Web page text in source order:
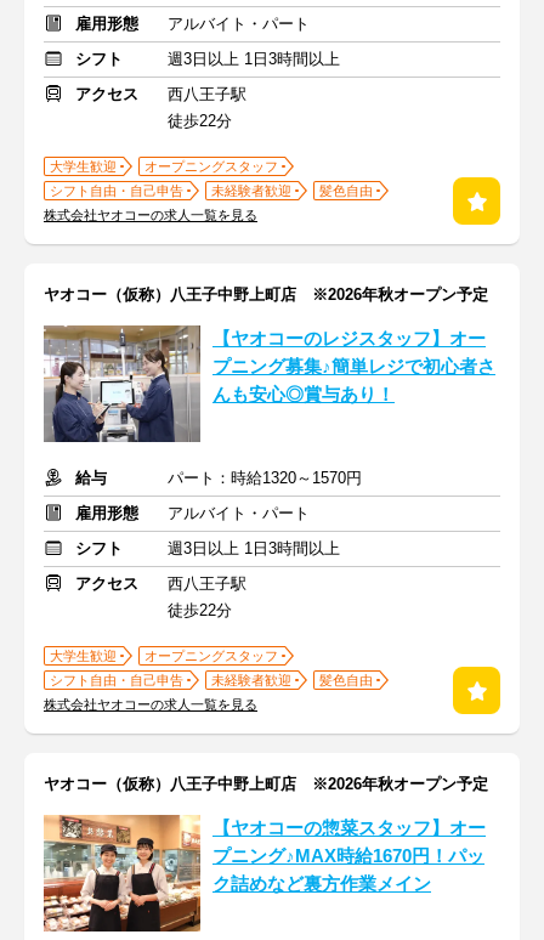
雇用形態
アルバイト・パート
シフト
週3日以上 1日3時間以上
アクセス
西八王子駅
徒歩22分
大学生歓迎
オープニングスタッフ
シフト自由・自己申告
未経験者歓迎
髪色自由
株式会社ヤオコーの求人一覧を見る
ヤオコー（仮称）八王子中野上町店 ※2026年秋オープン予定
【ヤオコーのレジスタッフ】オー
プニング募集♪簡単レジで初心者さ
んも安心◎賞与あり！
給与
パート：時給1320～1570円
雇用形態
アルバイト・パート
シフト
週3日以上 1日3時間以上
アクセス
西八王子駅
徒歩22分
大学生歓迎
オープニングスタッフ
シフト自由・自己申告
未経験者歓迎
髪色自由
株式会社ヤオコーの求人一覧を見る
ヤオコー（仮称）八王子中野上町店 ※2026年秋オープン予定
【ヤオコーの惣菜スタッフ】オー
プニング♪MAX時給1670円！パッ
ク詰めなど裏方作業メイン